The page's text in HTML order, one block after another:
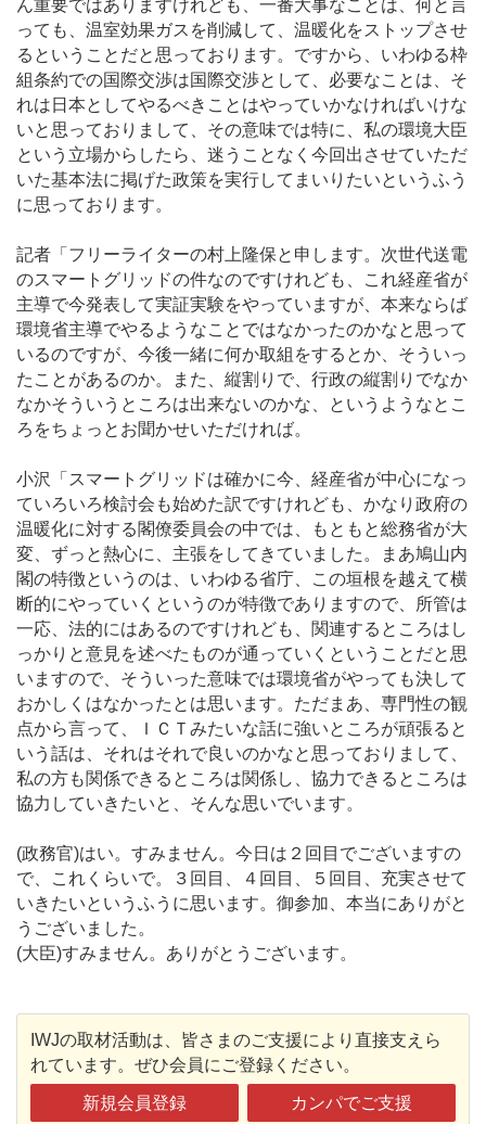
ん重要ではありますけれども、一番大事なことは、何と言
っても、温室効果ガスを削減して、温暖化をストップさせ
るということだと思っております。ですから、いわゆる枠
組条約での国際交渉は国際交渉として、必要なことは、そ
れは日本としてやるべきことはやっていかなければいけな
いと思っておりまして、その意味では特に、私の環境大臣
という立場からしたら、迷うことなく今回出させていただ
いた基本法に掲げた政策を実行してまいりたいというふう
に思っております。
記者「フリーライターの村上隆保と申します。次世代送電
のスマートグリッドの件なのですけれども、これ経産省が
主導で今発表して実証実験をやっていますが、本来ならば
環境省主導でやるようなことではなかったのかなと思って
いるのですが、今後一緒に何か取組をするとか、そういっ
たことがあるのか。また、縦割りで、行政の縦割りでなか
なかそういうところは出来ないのかな、というようなとこ
ろをちょっとお聞かせいただければ。
小沢「スマートグリッドは確かに今、経産省が中心になっ
ていろいろ検討会も始めた訳ですけれども、かなり政府の
温暖化に対する閣僚委員会の中では、もともと総務省が大
変、ずっと熱心に、主張をしてきていました。まあ鳩山内
閣の特徴というのは、いわゆる省庁、この垣根を越えて横
断的にやっていくというのが特徴でありますので、所管は
一応、法的にはあるのですけれども、関連するところはし
っかりと意見を述べたものが通っていくということだと思
いますので、そういった意味では環境省がやっても決して
おかしくはなかったとは思います。ただまあ、専門性の観
点から言って、ＩＣＴみたいな話に強いところが頑張ると
いう話は、それはそれで良いのかなと思っておりまして、
私の方も関係できるところは関係し、協力できるところは
協力していきたいと、そんな思いでいます。
(政務官)はい。すみません。今日は２回目でございますの
で、これくらいで。３回目、４回目、５回目、充実させて
いきたいというふうに思います。御参加、本当にありがと
うございました。
(大臣)すみません。ありがとうございます。
IWJの取材活動は、皆さまのご支援により直接支えら
れています。ぜひ会員にご登録ください。
新規会員登録 カンパでご支援